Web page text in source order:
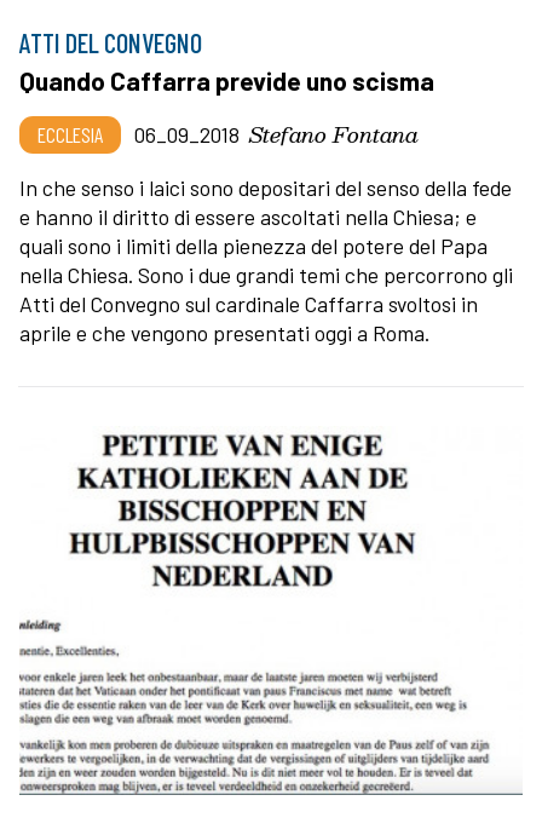
ATTI DEL CONVEGNO
Quando Caffarra previde uno scisma
ECCLESIA 06_09_2018 Stefano Fontana
In che senso i laici sono depositari del senso della fede
e hanno il diritto di essere ascoltati nella Chiesa; e
quali sono i limiti della pienezza del potere del Papa
nella Chiesa. Sono i due grandi temi che percorrono gli
Atti del Convegno sul cardinale Caffarra svoltosi in
aprile e che vengono presentati oggi a Roma.